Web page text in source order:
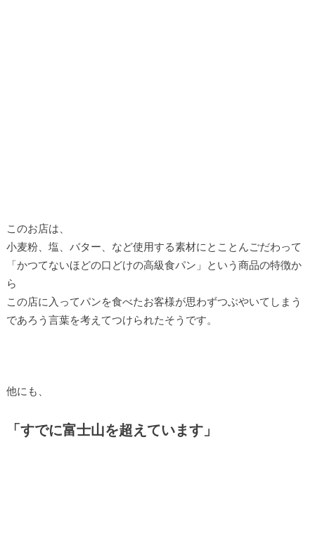
このお店は、
小麦粉、塩、バター、など使用する素材にとことんごだわって
「かつてないほどの口どけの高級食パン」という商品の特徴か
ら
この店に入ってパンを食べたお客様が思わずつぶやいてしまう
であろう言葉を考えてつけられたそうです。
他にも、
「すでに富士山を超えています」